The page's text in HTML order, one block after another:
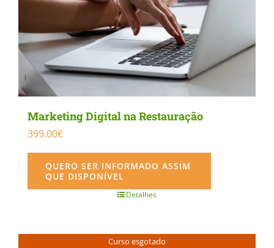
Marketing Digital na Restauração
399.00€
QUERO SER INFORMADO ASSIM
QUE DISPONÍVEL
Detalhes
Curso esgotado